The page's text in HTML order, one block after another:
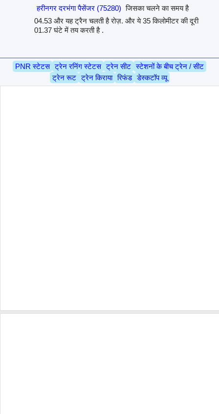
हरीनगर दरभंगा पैसेंजर (75280) जिसका चलने का समय है
04.53 और यह ट्रैन चलती है रोज़. और ये 35 किलोमीटर की दूरी
01.37 घंटे में तय करती है .
PNR स्टेटस ट्रेन रनिंग स्टेटस ट्रेन सीट स्टेशनों के बीच ट्रेन / सीट
ट्रेन रूट ट्रेन किराया रिफंड डेस्कटॉप व्यू